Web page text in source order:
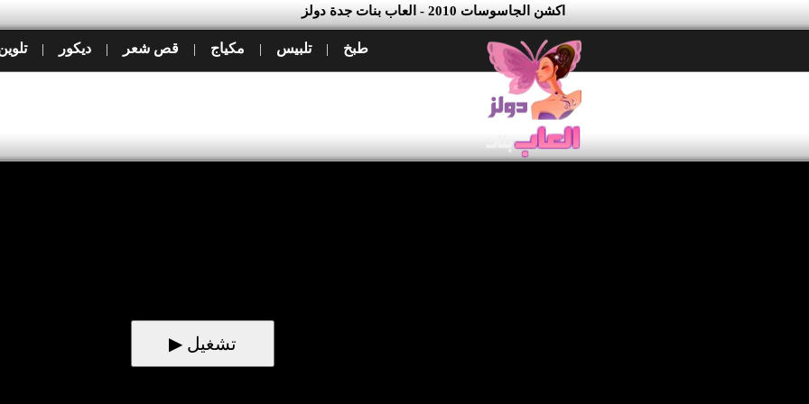
اكشن الجاسوسات 2010 - العاب بنات جدة دولز
طبخ | تلبيس | مكياج | قص شعر | ديكور |
▶ تشغيل